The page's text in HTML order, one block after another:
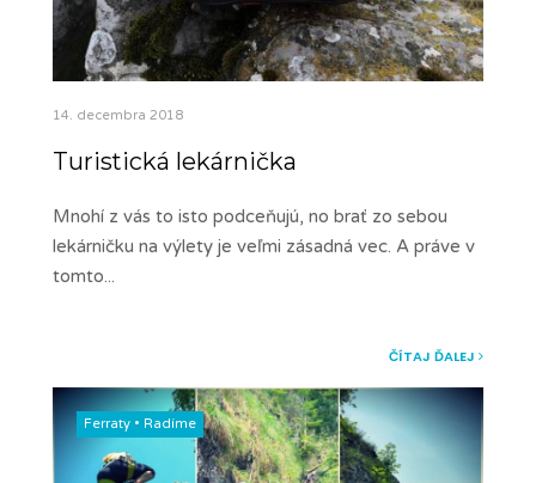
14. decembra 2018
Turistická lekárnička
Mnohí z vás to isto podceňujú, no brať zo sebou
lekárničku na výlety je veľmi zásadná vec. A práve v
tomto...
ČÍTAJ ĎALEJ
Ferraty • Radíme